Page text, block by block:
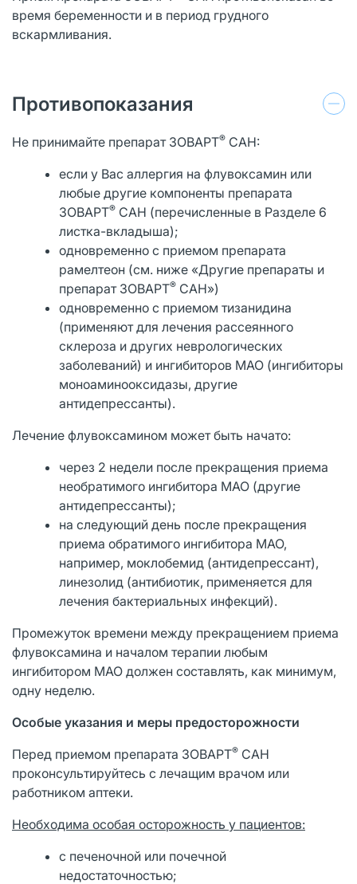
время беременности и в период грудного
вскармливания.
Противопоказания
Не принимайте препарат ЗОВАРТ® САН:
если у Вас аллергия на флувоксамин или
любые другие компоненты препарата
ЗОВАРТ® САН (перечисленные в Разделе 6
листка-вкладыша);
одновременно с приемом препарата
рамелтеон (см. ниже «Другие препараты и
препарат ЗОВАРТ® САН»)
одновременно с приемом тизанидина
(применяют для лечения рассеянного
склероза и других неврологических
заболеваний) и ингибиторов МАО (ингибиторы
моноаминооксидазы, другие
антидепрессанты).
Лечение флувоксамином может быть начато:
через 2 недели после прекращения приема
необратимого ингибитора МАО (другие
антидепрессанты);
на следующий день после прекращения
приема обратимого ингибитора МАО,
например, моклобемид (антидепрессант),
линезолид (антибиотик, применяется для
лечения бактериальных инфекций).
Промежуток времени между прекращением приема
флувоксамина и началом терапии любым
ингибитором МАО должен составлять, как минимум,
одну неделю.
Особые указания и меры предосторожности
Перед приемом препарата ЗОВАРТ® САН
проконсультируйтесь с лечащим врачом или
работником аптеки.
Необходима особая осторожность у пациентов:
с печеночной или почечной
недостаточностью;